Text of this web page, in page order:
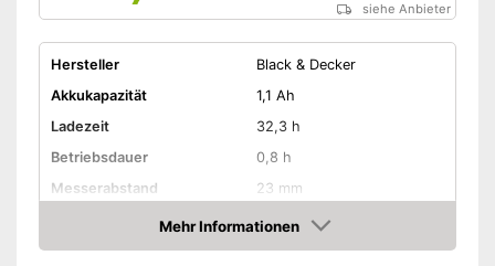
siehe Anbieter
Hersteller
Black & Decker
Akkukapazität
1,1 Ah
Ladezeit
32,3 h
Betriebsdauer
0,8 h
Messerabstand
23 mm
Strauchmesserlänge
-
Grasmesserlänge
10 cm
Mehr Informationen
Amazon